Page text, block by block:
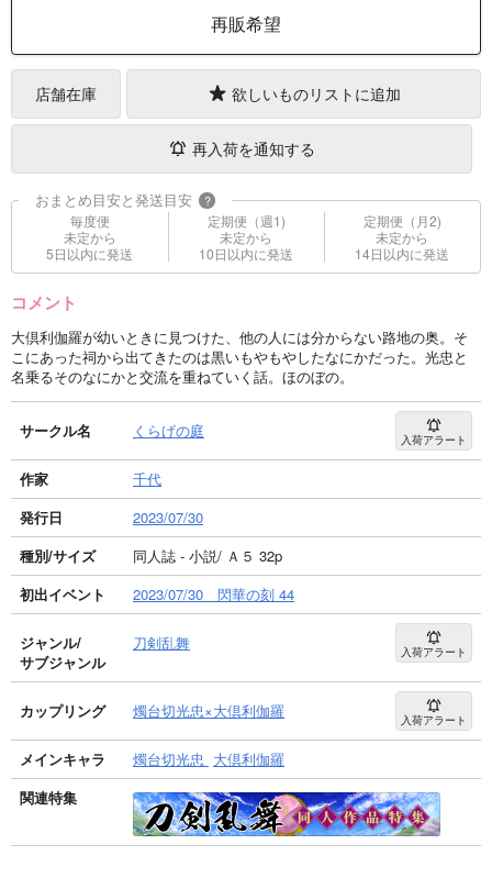
再販希望
店舗在庫 欲しいものリストに追加
再入荷を通知する
おまとめ目安と発送目安 ?
毎度便
未定から
5日以内に発送
定期便（週1)
未定から
10日以内に発送
定期便（月2)
未定から
14日以内に発送
コメント
大倶利伽羅が幼いときに見つけた、他の人には分からない路地の奥。そ
こにあった祠から出てきたのは黒いもやもやしたなにかだった。光忠と
名乗るそのなにかと交流を重ねていく話。ほのぼの。
サークル名 くらげの庭 入荷アラート
作家
千代
発行日
2023/07/30
種別/サイズ
同人誌 - 小説/ Ａ５ 32p
初出イベント
2023/07/30 閃華の刻 44
ジャンル/
サブジャンル
刀剣乱舞 入荷アラート
カップリング 燭台切光忠×大倶利伽羅 入荷アラート
メインキャラ 燭台切光忠 大倶利伽羅
関連特集